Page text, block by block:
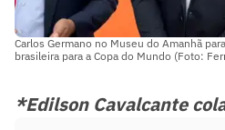
Carlos Germano no Museu do Amanhã
brasileira para a Copa do Mundo (Foto:
*Edilson Cavalcante